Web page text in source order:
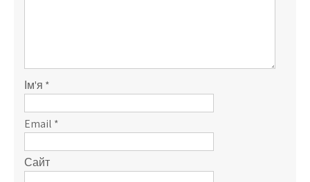
Ім'я *
Email *
Сайт